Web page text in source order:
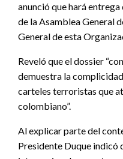
anunció que hará
de la Asamblea General
General de esta
Reveló que el dossier
demuestra la
carteles terroristas que
colombiano”.
Al explicar parte del
Presidente Duque indicó